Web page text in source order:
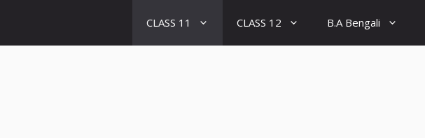
CLASS 11 CLASS 12 B.A Bengali